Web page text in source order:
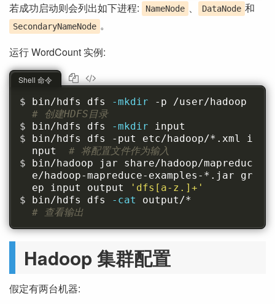
若成功启动则会列出如下进程: NameNode 、 DataNode 和
SecondaryNameNode 。
运行 WordCount 实例:
bin/hdfs dfs -mkdir
# 创建HDFS目录
bin/hdfs dfs
-mkdir
input
bin/hdfs dfs -put etc/hadoop/*.xml i
nput # 将配置文件作为输入
bin/hadoop jar share/hadoop/mapreduc
e/hadoop-mapreduce-examples-*.jar gr
ep input output
'dfs[a-z.]+'
bin/hdfs dfs
-cat
# 查看输出
Shell 命令
Hadoop 集群配置
假定有两台机器: